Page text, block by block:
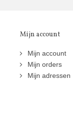
Mijn account
Mijn account
Mijn orders
Mijn adressen